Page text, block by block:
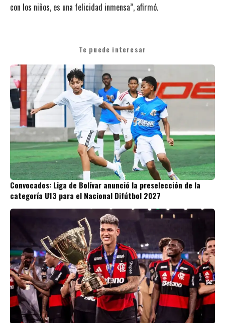
con los niños, es una felicidad inmensa”, afirmó.
Te puede interesar
Convocados: Liga de Bolívar anunció la preselección de la
categoría U13 para el Nacional Difútbol 2027